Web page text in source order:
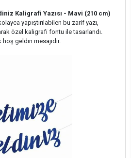
Kaligrafi Yazısı - Mavi (210 cm)
yapıştırılabilen bu zarif yazı,
özel kaligrafi fontu ile tasarlandı.
geldin mesajıdır.